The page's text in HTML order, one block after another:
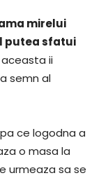
mirelui
putea sfatui
ii
semn al
ce logodna a
o masa la
urmeaza sa se